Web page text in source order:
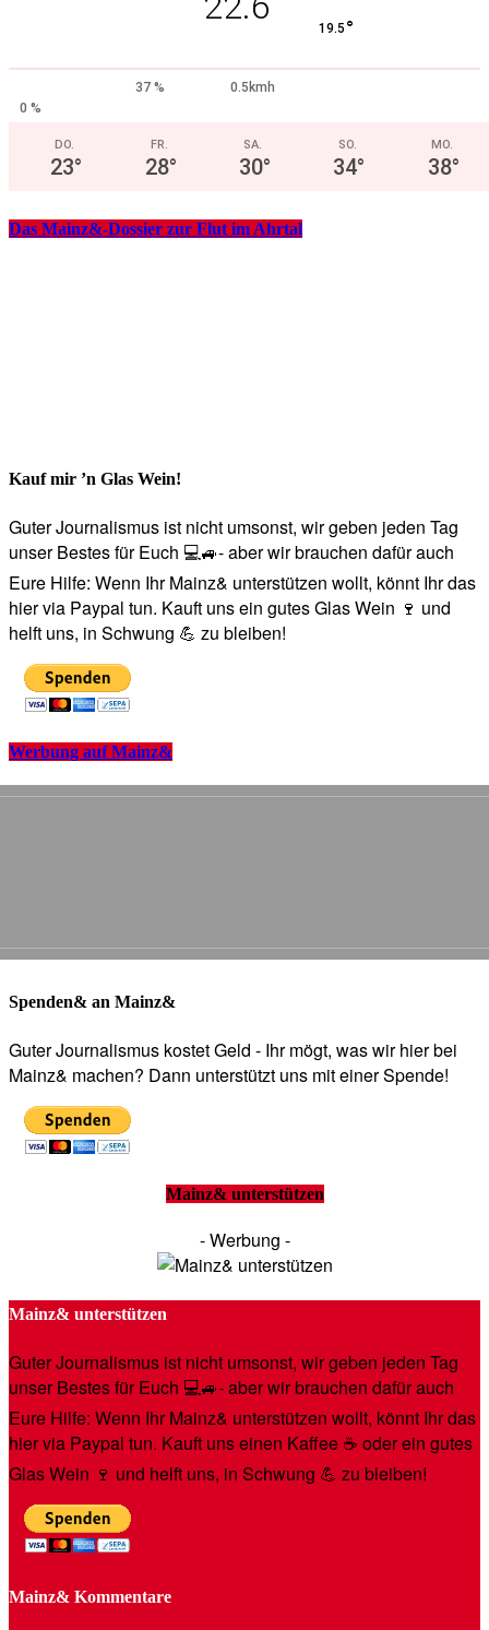
19.5 °
37 %
0.5kmh
0 %
DO.
23°
FR.
28°
SA.
30°
SO.
34°
MO.
38°
Das Mainz&-Dossier zur Flut im Ahrtal
Kauf mir ’n Glas Wein!
Guter Journalismus ist nicht umsonst, wir geben jeden Tag
unser Bestes für Euch 💻🚙- aber wir brauchen dafür auch
Eure Hilfe: Wenn Ihr Mainz& unterstützen wollt, könnt Ihr das
hier via Paypal tun. Kauft uns ein gutes Glas Wein 🍷 und
helft uns, in Schwung 💪 zu bleiben!
Werbung auf Mainz&
Spenden& an Mainz&
Guter Journalismus kostet Geld - Ihr mögt, was wir hier bei
Mainz& machen? Dann unterstützt uns mit einer Spende!
Mainz& unterstützen
- Werbung -
Mainz& unterstützen
Guter Journalismus ist nicht umsonst, wir geben jeden Tag
unser Bestes für Euch 💻🚙- aber wir brauchen dafür auch
Eure Hilfe: Wenn Ihr Mainz& unterstützen wollt, könnt Ihr das
hier via Paypal tun. Kauft uns einen Kaffee ☕️ oder ein gutes
Glas Wein 🍷 und helft uns, in Schwung 💪 zu bleiben!
Mainz& Kommentare